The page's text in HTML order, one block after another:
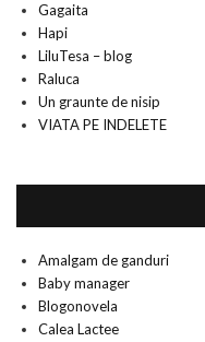
Gagaita
Hapi
LiluTesa – blog
Raluca
Un graunte de nisip
VIATA PE INDELETE
Amalgam de ganduri
Baby manager
Blogonovela
Calea Lactee